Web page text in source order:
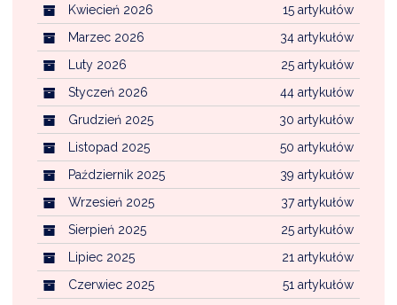
15 artykułów
Kwiecień 2026
34 artykułów
Marzec 2026
25 artykułów
Luty 2026
44 artykułów
Styczeń 2026
30 artykułów
Grudzień 2025
50 artykułów
Listopad 2025
39 artykułów
Październik 2025
37 artykułów
Wrzesień 2025
25 artykułów
Sierpień 2025
21 artykułów
Lipiec 2025
51 artykułów
Czerwiec 2025